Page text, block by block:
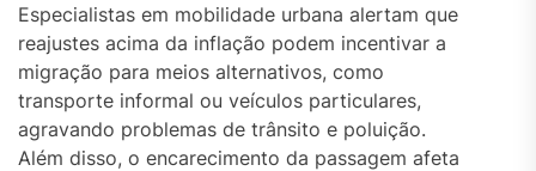
Especialistas em mobilidade urbana alertam que
reajustes acima da inflação podem incentivar a
migração para meios alternativos, como
transporte informal ou veículos particulares,
agravando problemas de trânsito e poluição.
Além disso, o encarecimento da passagem afeta